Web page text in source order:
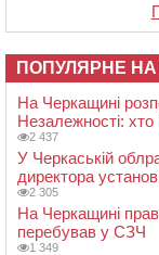
ПОПУЛЯРНЕ НА
На Черкащині
Незалежності: хто
2 437
У Черкаській
директора
2 305
На Черкащині
перебував у СЗЧ
1 349